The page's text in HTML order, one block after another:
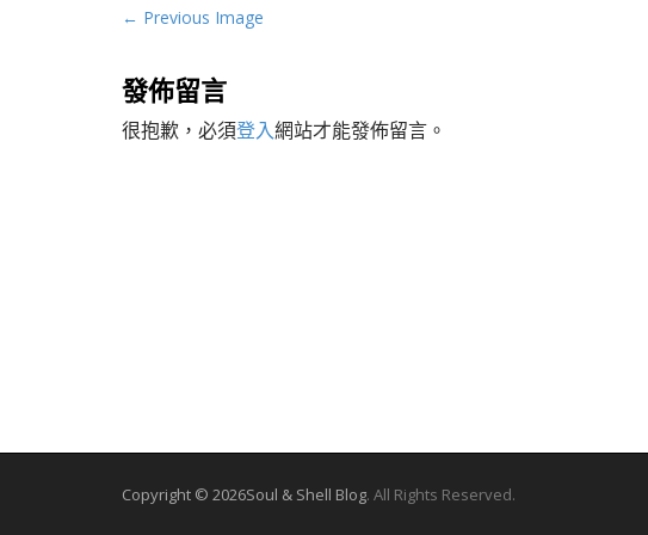
P
s
t
n
← Previous Image
發佈留言
很抱歉，必須登入網站才能發佈留言。
Copyright © 2026Soul & Shell Blog. All Rights Reserved.